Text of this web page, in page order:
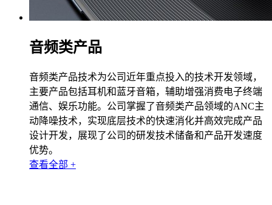
音频类产品
音频类产品技术为公司近年重点投入的技术开发领域，
主要产品包括耳机和蓝牙音箱，辅助增强消费电子终端
通信、娱乐功能。公司掌握了音频类产品领域的ANC主
动降噪技术，实现底层技术的快速消化并高效完成产品
设计开发，展现了公司的研发技术储备和产品开发速度
优势。
查看全部 +